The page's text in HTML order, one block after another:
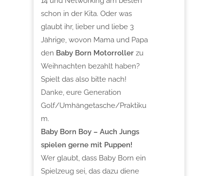
schon in der Kita. Oder was
glaubt ihr, lieber und liebe 3
Jährige, wovon Mama und Papa
den Baby Born Motorroller zu
Weihnachten bezahlt haben?
Spielt das also bitte nach!
Danke, eure Generation
Golf/Umhängetasche/Praktiku
m.
Baby Born Boy – Auch Jungs
spielen gerne mit Puppen!
Wer glaubt, dass Baby Born ein
Spielzeug sei, das dazu diene